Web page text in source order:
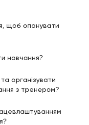
щоб опанувати
навчання?
організувати
з тренером?